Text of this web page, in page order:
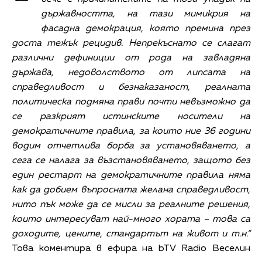
държавността, на тази мимикрия на
фасадна демокрация, която премина през
доста тежък рецидив. Непрекъснато се слагат
различни дефиниции от рода на завладяна
държава, недоволството от липсата на
справедливост и безнаказаност, реалната
политическа подмяна прави почти невъзможно да
се разкрият истинските носители на
демократичните правила, за които ние 36 години
водим отчетлива борба за установяването, а
сега се налага за възстановяването, защото без
един рестарт на демократичните правила няма
как да добием въпросната желана справедливост,
нито пък може да се мисли за реалните решения,
които интересуват най-много хората – това са
доходите, цените, стандартът на живот и т.н.“
Това коментира в ефира на bTV Radio Веселин